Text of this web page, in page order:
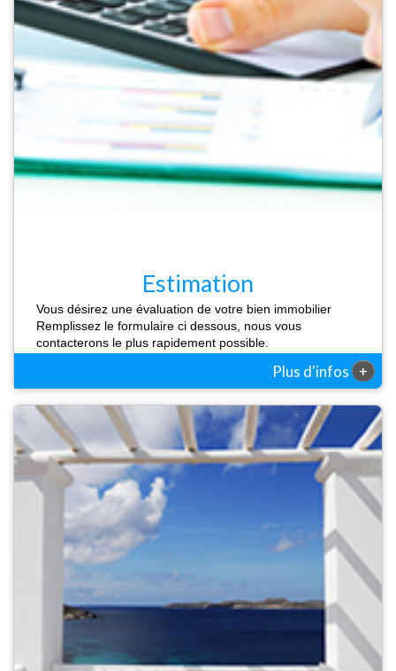
Estimation
Vous désirez une évaluation de votre bien immobilier
Remplissez le formulaire ci dessous, nous vous
contacterons le plus rapidement possible.
Plus d'infos +